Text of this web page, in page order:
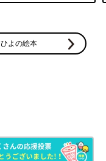
よの絵本